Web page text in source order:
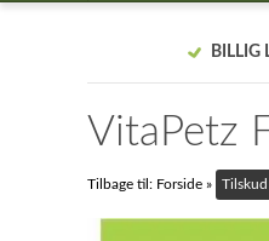
BILLIG
VitaPetz
Tilbage til: Forside » Tilskud